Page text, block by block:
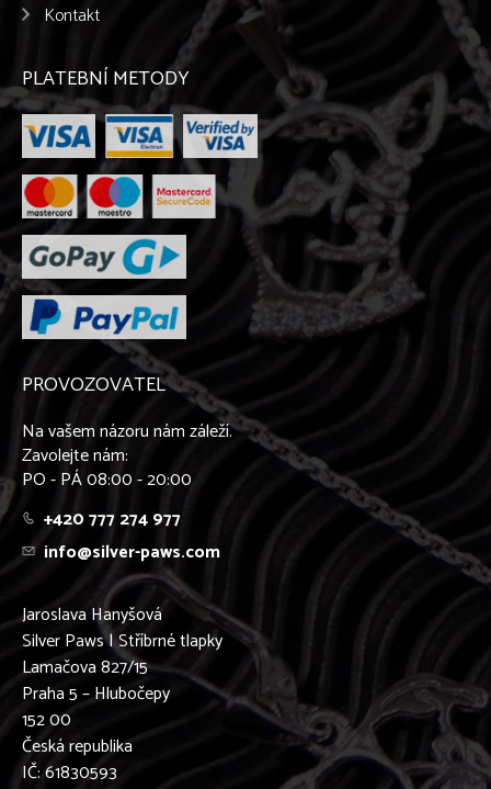
Kontakt
PLATEBNÍ METODY
PROVOZOVATEL
Na vašem názoru nám záleží.
Zavolejte nám:
PO - PÁ 08:00 - 20:00
+420 777 274 977
info@silver-paws.com
Jaroslava Hanyšová
Silver Paws | Stříbrné tlapky
Lamačova 827/15
Praha 5 – Hlubočepy
152 00
Česká republika
IČ: 61830593